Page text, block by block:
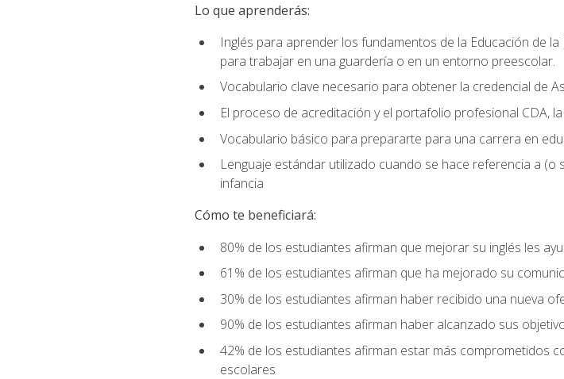
Lo que aprenderás:
Inglés para aprender los fundamentos de la Educación de
para trabajar en una guardería o en un entorno preescolar.
Vocabulario clave necesario para obtener la credencial de
El proceso de acreditación y el portafolio profesional CDA,
Vocabulario básico para prepararte para una carrera en
Lenguaje estándar utilizado cuando se hace referencia a
infancia
Cómo te beneficiará:
80% de los estudiantes afirman que mejorar su inglés les
61% de los estudiantes afirman que ha mejorado su
30% de los estudiantes afirman haber recibido una nueva
90% de los estudiantes afirman haber alcanzado sus
42% de los estudiantes afirman estar más comprometidos
escolares